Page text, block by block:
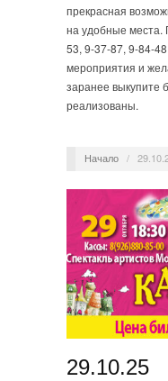
прекрасная
на удобные места.
53, 9-37-87, 9-84-
мероприятия и
заранее выкупите
реализованы.
Начало /
29.10.25